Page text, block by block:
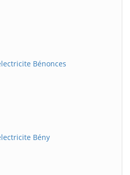
Bénonces
Bény